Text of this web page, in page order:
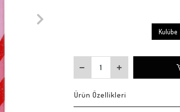
Kulübe
Ürün Özellikleri